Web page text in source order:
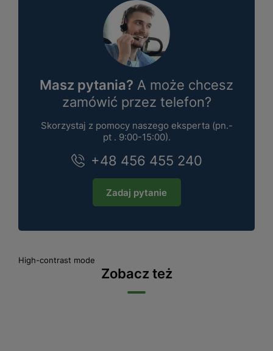
Masz pytania? A może chcesz
zamówić przez telefon?
Skorzystaj z pomocy naszego eksperta (pn.-
pt . 9:00-15:00).
+48 456 455 240
Zadaj pytanie
High-contrast mode
Zobacz też